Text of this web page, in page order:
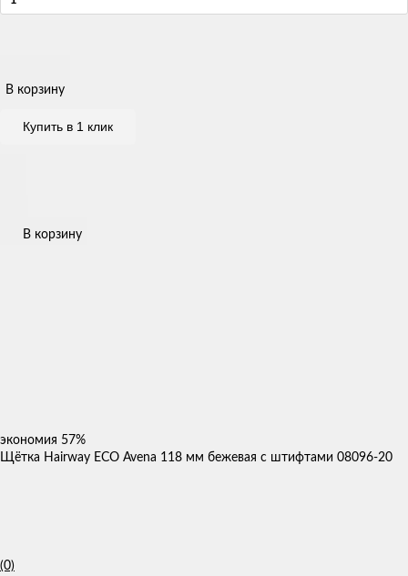
В корзину
Купить в 1 клик
В корзину
экономия 57%
Щётка Hairway ECO Avena 118 мм бежевая с штифтами 08096-20
(0)